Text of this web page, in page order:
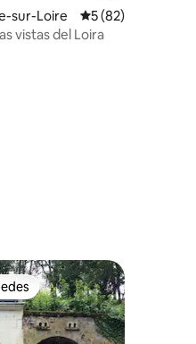
reseñas
sur-Loire Calificación
5 (82)
vistas del Loira